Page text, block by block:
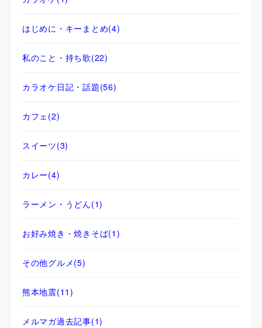
はじめに・キーまとめ(4)
私のこと・持ち歌(22)
カラオケ日記・話題(56)
カフェ (2)
スイーツ(3)
カレー(4)
ラーメン・うどん(1)
お好み焼き・焼きそば(1)
その他グルメ(5)
熊本地震(11)
メルマガ過去記事(1)